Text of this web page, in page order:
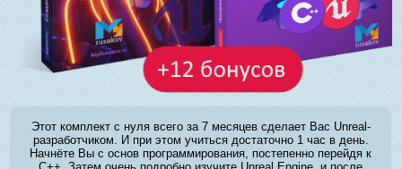
Этот комплект с нуля всего за 7 месяцев сделает Вас Unreal-
разработчиком. И при этом учиться достаточно 1 час в день.
Начнёте Вы с основ программирования, постепенно перейдя к